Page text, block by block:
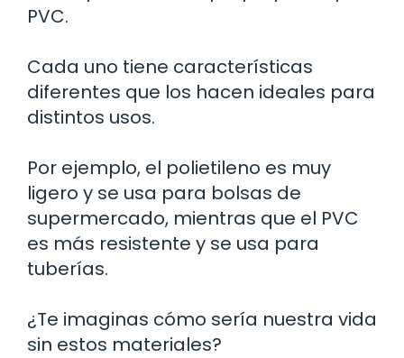
PVC.
Cada uno tiene características
diferentes que los hacen ideales para
distintos usos.
Por ejemplo, el polietileno es muy
ligero y se usa para bolsas de
supermercado, mientras que el PVC
es más resistente y se usa para
tuberías.
¿Te imaginas cómo sería nuestra vida
sin estos materiales?